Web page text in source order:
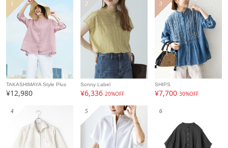
1
TAKASHIMAYA Style Plus
¥12,980
2
Sonny Label
¥6,33620%OFF
3
SHIPS
¥7,70030%OFF
4 5 6